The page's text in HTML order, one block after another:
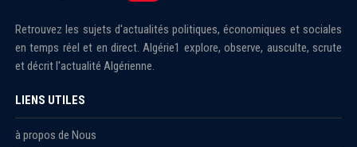
Retrouvez les sujets d'actualités politiques, économiques et sociales
en temps réel et en direct. Algérie1 explore, observe, ausculte, scrute
et décrit l'actualité Algérienne.
LIENS UTILES
à propos de Nous